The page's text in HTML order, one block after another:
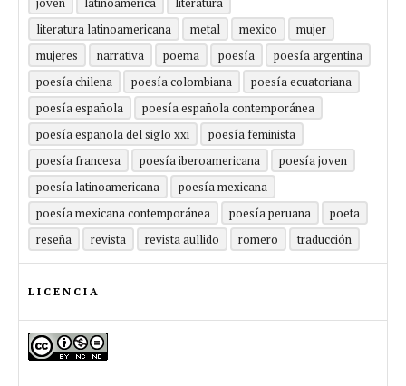
literatura latinoamericana
metal mexico
mujer
mujeres
narrativa poema poesía
poesía argentina
poesía chilena
poesía colombiana
poesía ecuatoriana
poesía española
poesía española contemporánea
poesía española del siglo xxi
poesía feminista
poesía francesa
poesía iberoamericana
poesía joven
poesía latinoamericana
poesía mexicana
poesía mexicana contemporánea
poesía peruana
poeta
reseña
revista revista aullido romero traducción
LICENCIA